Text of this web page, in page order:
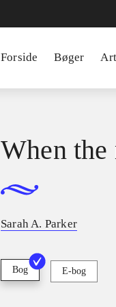
Forside Bøger
When the
Sarah A. Parker
Bog E-bog